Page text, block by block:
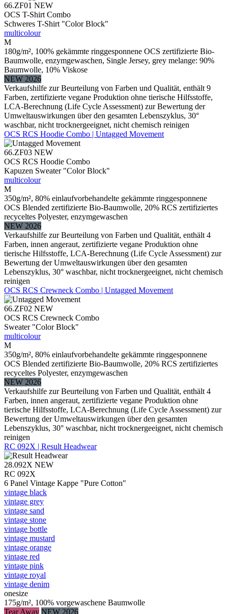
66.ZF01 NEW
OCS T-Shirt Combo
Schweres T-Shirt "Color Block"
multicolour
M
180g/m², 100% gekämmte ringgesponnene OCS zertifizierte Bio-
Baumwolle, enzymgewaschen, Single Jersey, grey melange: 90%
Baumwolle, 10% Viskose
NEW 2026
Verkaufshilfe zur Beurteilung von Farben und Qualität, enthält 9
Farben, zertifizierte vegane Produktion ohne tierische Hilfsstoffe,
LCA-Berechnung (Life Cycle Assessment) zur Bewertung der
Umweltauswirkungen über den gesamten Lebenszyklus, 30°
waschbar, nicht trocknergeeignet, nicht chemisch reinigen
OCS RCS Hoodie Combo | Untagged Movement
66.ZF03 NEW
OCS RCS Hoodie Combo
Kapuzen Sweater "Color Block"
multicolour
M
350g/m², 80% einlaufvorbehandelte gekämmte ringgesponnene
OCS Blended zertifizierte Bio-Baumwolle, 20% RCS zertifiziertes
recyceltes Polyester, enzymgewaschen
NEW 2026
Verkaufshilfe zur Beurteilung von Farben und Qualität, enthält 4
Farben, innen angeraut, zertifizierte vegane Produktion ohne
tierische Hilfsstoffe, LCA-Berechnung (Life Cycle Assessment) zur
Bewertung der Umweltauswirkungen über den gesamten
Lebenszyklus, 30° waschbar, nicht trocknergeeignet, nicht chemisch
reinigen
OCS RCS Crewneck Combo | Untagged Movement
66.ZF02 NEW
OCS RCS Crewneck Combo
Sweater "Color Block"
multicolour
M
350g/m², 80% einlaufvorbehandelte gekämmte ringgesponnene
OCS Blended zertifizierte Bio-Baumwolle, 20% RCS zertifiziertes
recyceltes Polyester, enzymgewaschen
NEW 2026
Verkaufshilfe zur Beurteilung von Farben und Qualität, enthält 4
Farben, innen angeraut, zertifizierte vegane Produktion ohne
tierische Hilfsstoffe, LCA-Berechnung (Life Cycle Assessment) zur
Bewertung der Umweltauswirkungen über den gesamten
Lebenszyklus, 30° waschbar, nicht trocknergeeignet, nicht chemisch
reinigen
RC 092X | Result Headwear
28.092X NEW
RC 092X
6 Panel Vintage Kappe "Pure Cotton"
vintage black
vintage grey
vintage sand
vintage stone
vintage bottle
vintage mustard
vintage orange
vintage red
vintage pink
vintage royal
vintage denim
onesize
175g/m², 100% vorgewaschene Baumwolle
Tear Away NEW 2026